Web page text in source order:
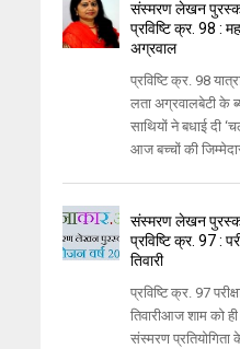
संस्मरण लेखन
प्रविष्टि क्र. 98 :
अग्रवाल
प्रविष्टि क्र. 98
लता अग्रवालबेटी के
साथियों ने बधाई दी
आज बच्चों की
संस्मरण लेखन
प्रविष्टि क्र. 97 :
तिवारी
प्रविष्टि क्र. 97
तिवारीआज शाम को ही
संस्मरण प्रतियोगिता